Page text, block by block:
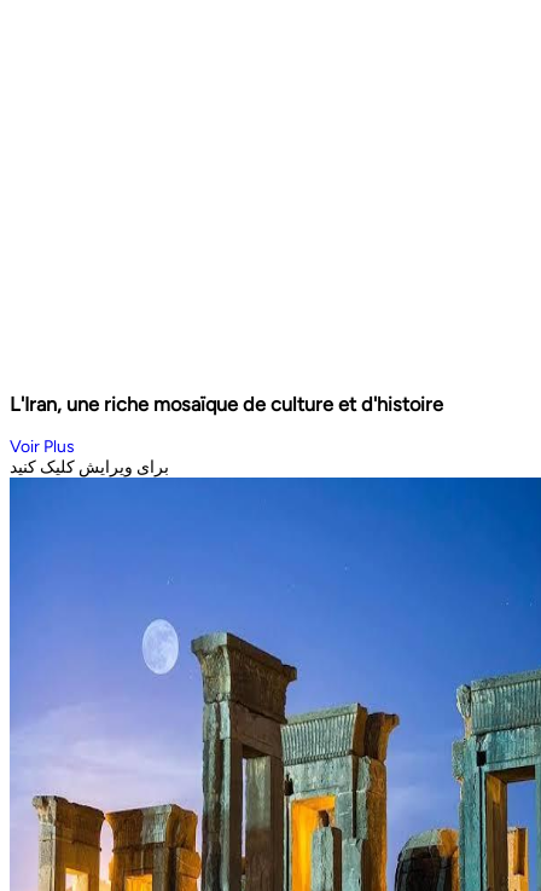
L'Iran, une riche mosaïque de culture et d'histoire
Voir Plus
برای ویرایش کلیک کنید